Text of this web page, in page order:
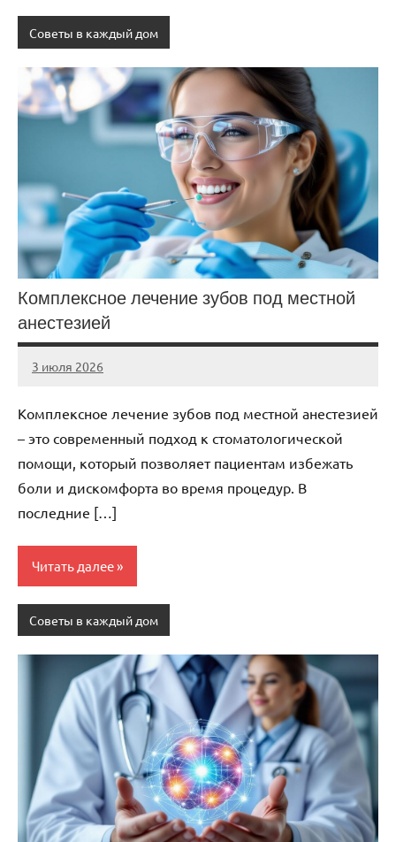
Советы в каждый дом
Комплексное лечение зубов под местной
анестезией
3 июля 2026
Avtor
Нет
Комплексное лечение зубов под местной анестезией
– это современный подход к стоматологической
помощи, который позволяет пациентам избежать
боли и дискомфорта во время процедур. В
последние […]
Читать далее
Советы в каждый дом